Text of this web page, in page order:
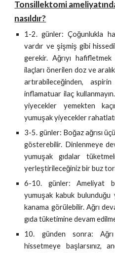
Tonsillektomi
nasıldır?
1-2. günler: Çoğunlukla
vardır ve şişmiş gibi
gerekir. Ağrıyı
ilaçları önerilen doz ve
artırabileceğinden,
inflamatuar ilaç
yiyecekler yemekten
yumuşak yiyecekler
3-5. günler: Boğaz ağrısı
gösterebilir. Dinlenmeye
yumuşak gıdalar
yerleştirileceğiniz bir buz
6-10. günler: Ameliyat
yumuşak kabuk bulunduğu
kanama görülebilir. Ağrı
gıda tüketimine devam
10. günden sonra:
hissetmeye başlarsınız,